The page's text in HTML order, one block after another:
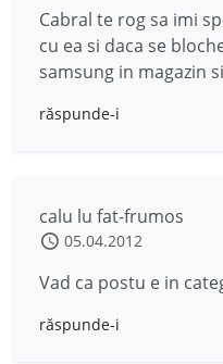
Cabral te rog sa imi
cu ea si daca se
samsung in magazin
răspunde-i
calu lu fat-frumos
05.04.2012
Vad ca postu e in
răspunde-i